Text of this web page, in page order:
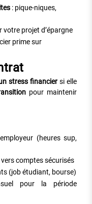
: pique-niques,
votre projet d’épargne
prime sur
stress financiersi elle
pour maintenir
(heures sup,
vers comptes sécurisés
(job étudiant, bourse)
pour la période